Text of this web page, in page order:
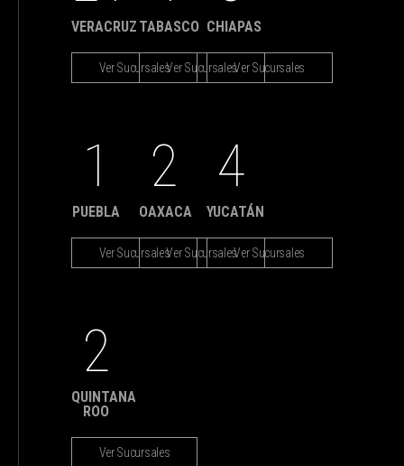
VERACRUZ
Ver Sucursales
TABASCO
Ver Sucursales
CHIAPAS
Ver Sucursales
1
PUEBLA
Ver Sucursales
2
OAXACA
Ver Sucursales
4
YUCATÁN
Ver Sucursales
2
QUINTANA
ROO
Ver Sucursales